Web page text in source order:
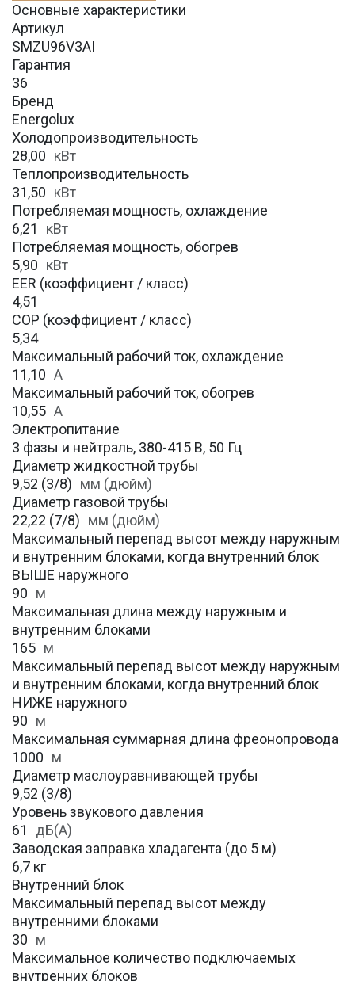
Основные характеристики
Артикул
SMZU96V3AI
Гарантия
36
Бренд
Energolux
Холодопроизводительность
28,00 кВт
Теплопроизводительность
31,50 кВт
Потребляемая мощность, охлаждение
6,21
кВт
Потребляемая мощность, обогрев
5,90 кВт
EER (коэффициент / класс)
4,51
COP (коэффициент / класс)
5,34
Максимальный рабочий ток, охлаждение
11,10 A
Максимальный рабочий ток, обогрев
10,55 А
Электропитание
3 фазы и нейтраль, 380-415 В, 50 Гц
Диаметр жидкостной трубы
9,52 (3/8) мм (дюйм)
Диаметр газовой трубы
22,22 (7/8) мм (дюйм)
Максимальный перепад высот между наружным
и внутренним блоками, когда внутренний блок
ВЫШЕ наружного
90 м
Максимальная длина между наружным и
внутренним блоками
165 м
Максимальный перепад высот между наружным
и внутренним блоками, когда внутренний блок
НИЖЕ наружного
90 м
Максимальная суммарная длина фреонопровода
1000 м
Диаметр маслоуравнивающей трубы
9,52 (3/8)
Уровень звукового давления
61
дБ(А)
Заводская заправка хладагента (до 5 м)
6,7 кг
Внутренний блок
Максимальный перепад высот между
внутренними блоками
30 м
Максимальное количество подключаемых
внутренних блоков